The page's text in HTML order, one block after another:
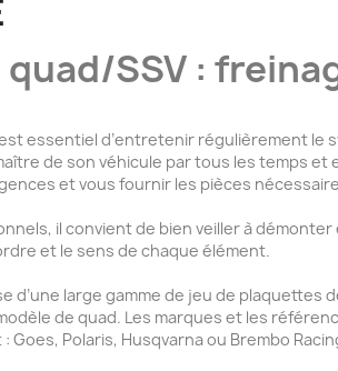
SSV :
essentiel d’entretenir régulièrement le
de son véhicule par tous les temps et
et vous fournir les pièces
il convient de bien veiller à
et le sens de chaque élément.
d’une large gamme de jeu de plaquettes
de quad. Les marques et les
: Goes, Polaris, Husqvarnaou Brembo